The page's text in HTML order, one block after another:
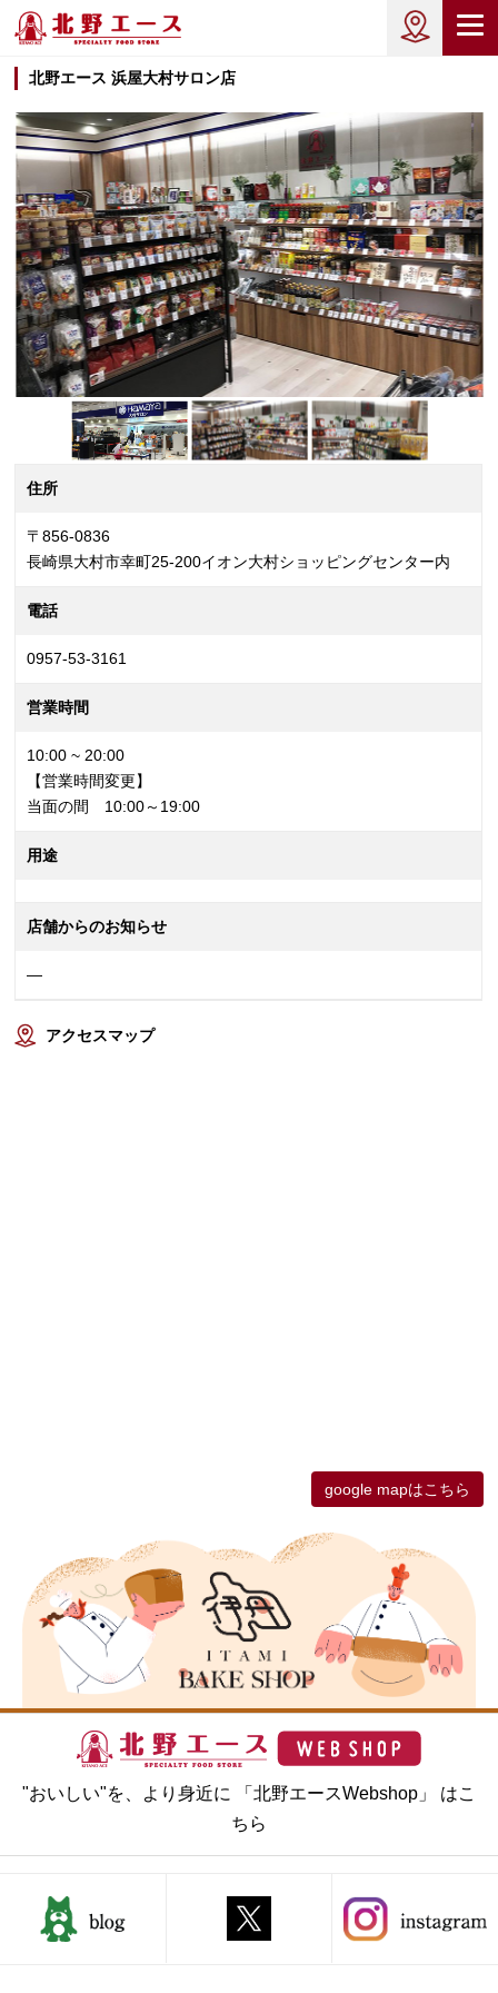
北野エース 浜屋大村サロン店
住所
〒856-0836
長崎県大村市幸町25-200イオン大村ショッピングセンター内
電話
0957-53-3161
営業時間
10:00 ~ 20:00
【営業時間変更】
当面の間 10:00～19:00
用途
店舗からのお知らせ
—
アクセスマップ
google mapはこちら
"おいしい"を、より身近に 「北野エースWebshop」 はこ
ちら